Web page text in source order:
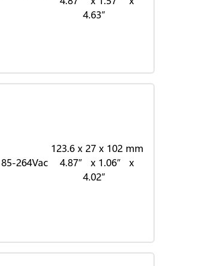
4.63”
85-264Vac
123.6 x 27 x 102 mm
4.87” x 1.06” x
4.02”